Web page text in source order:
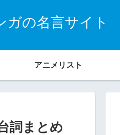
ガの名言サイト
アニメリスト
詞まとめ